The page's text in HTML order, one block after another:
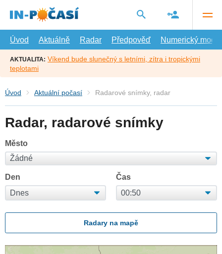
hlavní
Úvod
Aktuálně Radar Předpověď Numerický model
AKTUALITA: Víkend bude slunečný s letními, zítra i tropickými
teplotami
Úvod Aktuální počasí Radarové snímky, radar
Radar, radarové snímky
Město
Den Čas
Radary na mapě